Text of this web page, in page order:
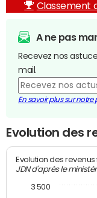
Classement
A ne pas
Recevez nos
mail.
En savoir plus sur
Evolution des
Evolution des
JDN d'après le
3 500